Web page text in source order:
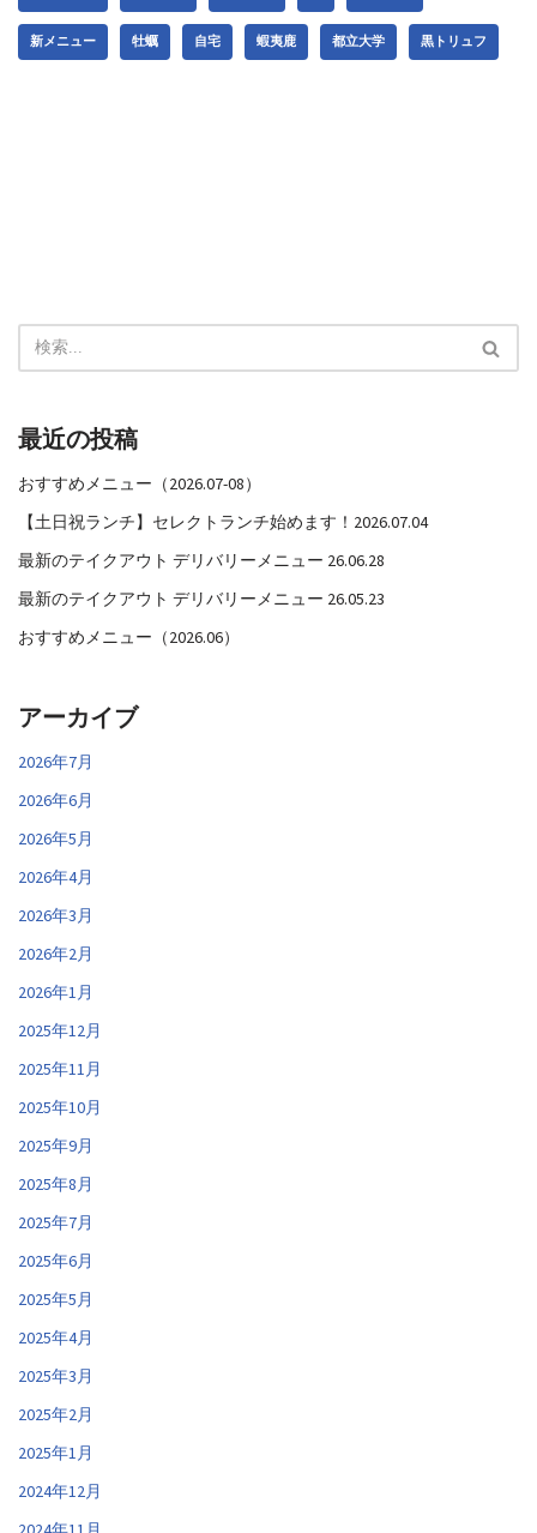
新メニュー 牡蠣 自宅 蝦夷鹿 都立大学 黒トリュフ
最近の投稿
おすすめメニュー（2026.07-08）
【土日祝ランチ】セレクトランチ始めます！2026.07.04
最新のテイクアウト デリバリーメニュー 26.06.28
最新のテイクアウト デリバリーメニュー 26.05.23
おすすめメニュー（2026.06）
アーカイブ
2026年7月
2026年6月
2026年5月
2026年4月
2026年3月
2026年2月
2026年1月
2025年12月
2025年11月
2025年10月
2025年9月
2025年8月
2025年7月
2025年6月
2025年5月
2025年4月
2025年3月
2025年2月
2025年1月
2024年12月